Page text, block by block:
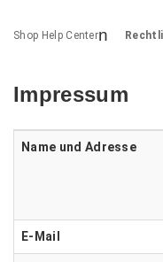
Shop Help Center
Impressum
Name und Adresse
E-Mail